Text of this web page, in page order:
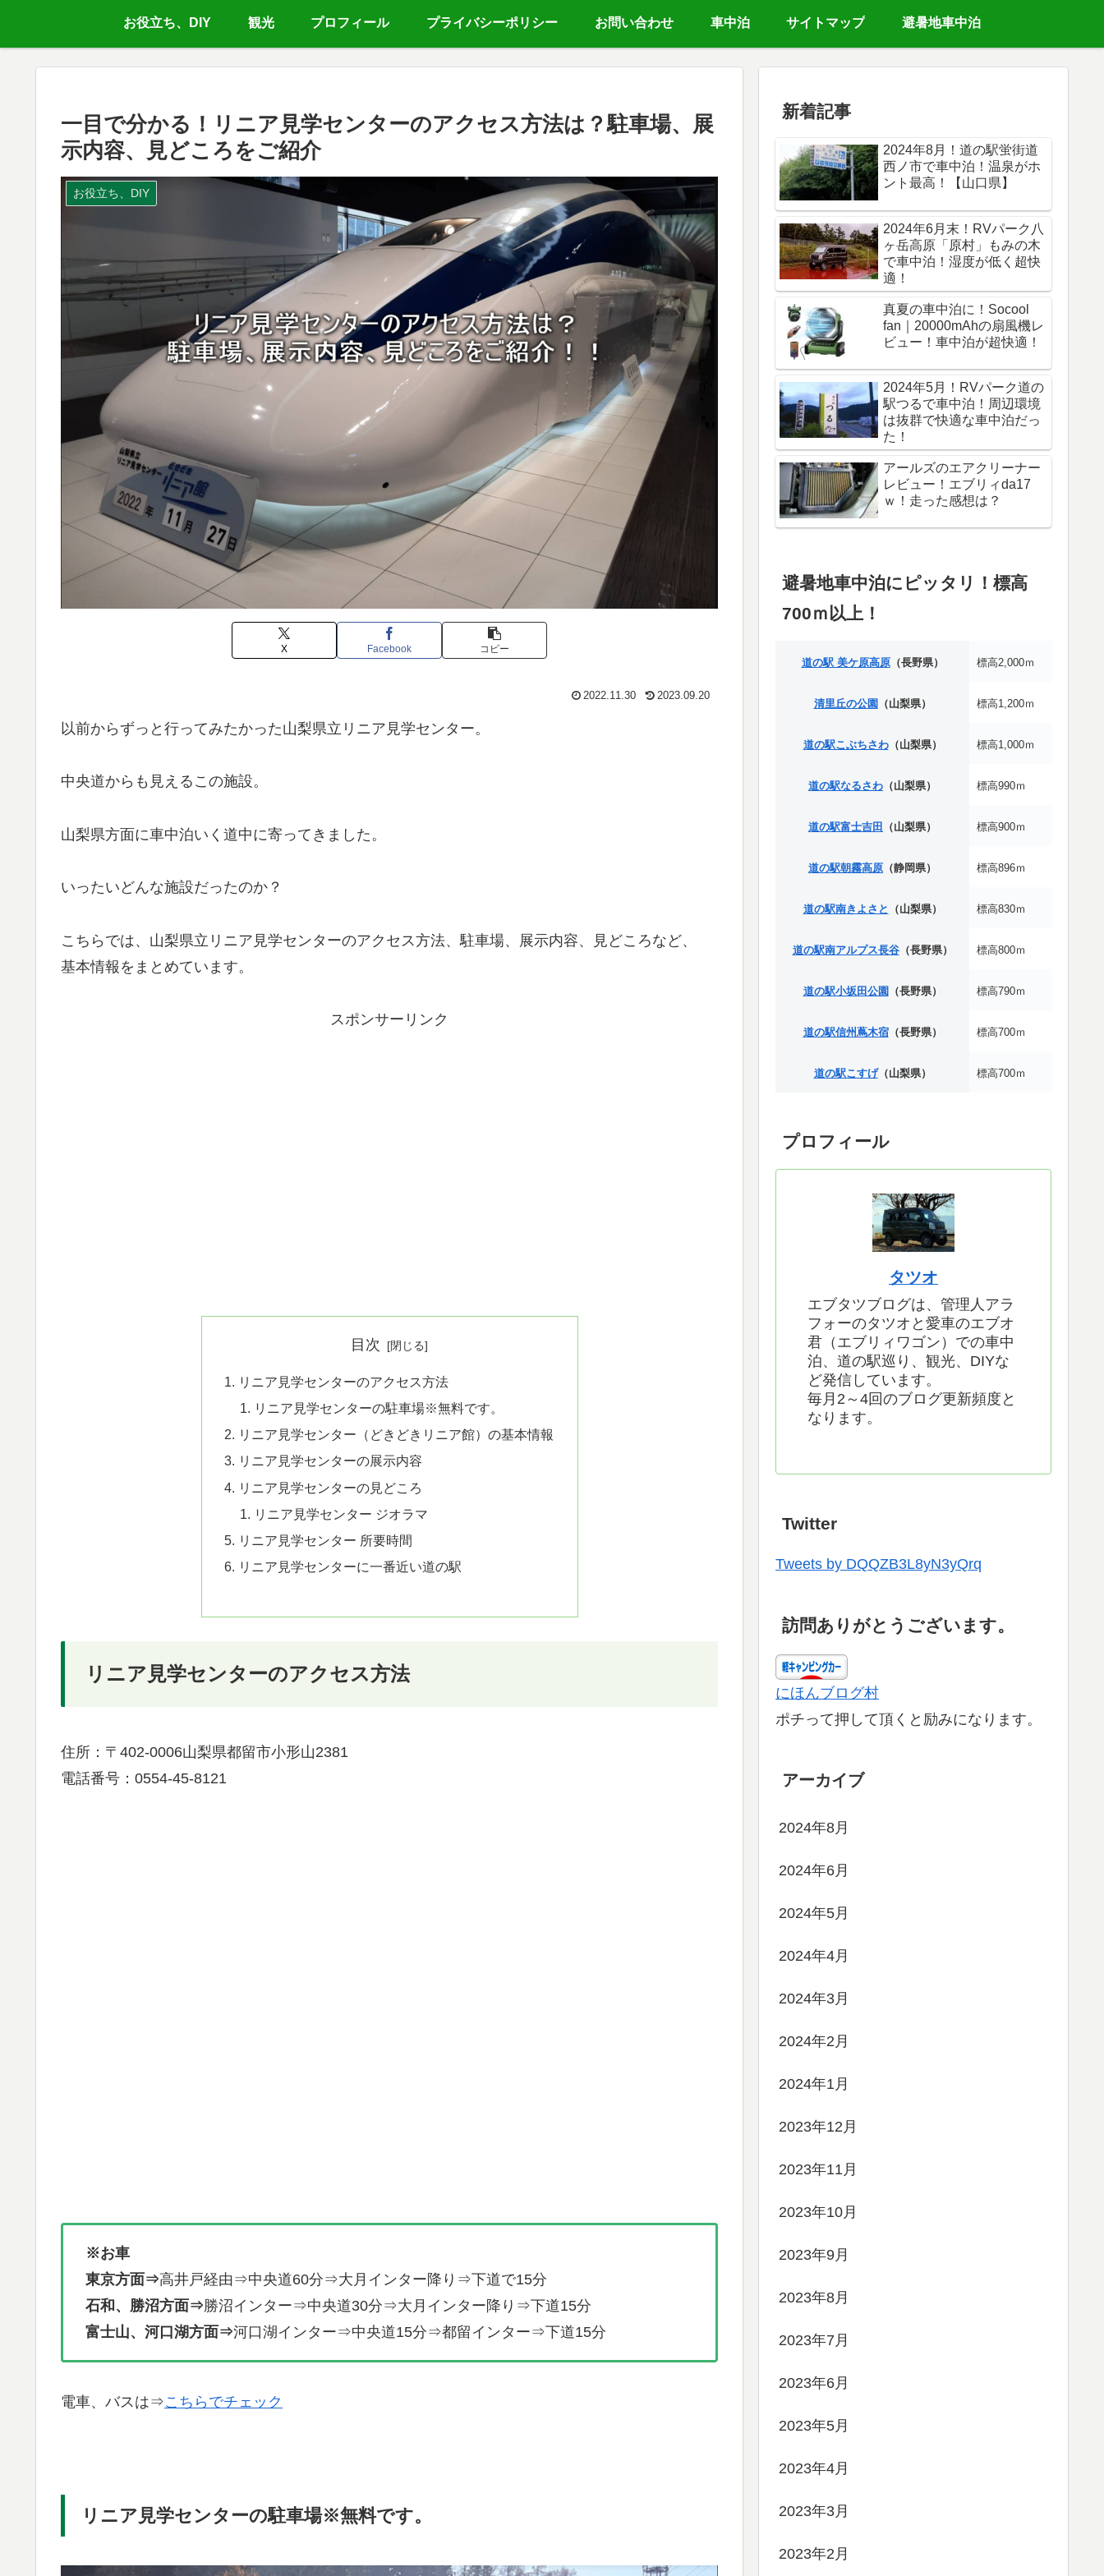
お役立ち、DIY 観光 プロフィール プライバシーポリシー お問い合わせ 車中泊 サイトマップ 避暑地車中泊
一目で分かる！リニア見学センターのアクセス方法は？駐車場、展
示内容、見どころをご紹介
お役立ち、DIY
X Facebook コピー
2022.11.30 2023.09.20
以前からずっと行ってみたかった山梨県立リニア見学センター。
中央道からも見えるこの施設。
山梨県方面に車中泊いく道中に寄ってきました。
いったいどんな施設だったのか？
こちらでは、山梨県立リニア見学センターのアクセス方法、駐車場、展示内容、見どころなど、
基本情報をまとめています。
スポンサーリンク
目次
リニア見学センターのアクセス方法
リニア見学センターの駐車場※無料です。
リニア見学センター（どきどきリニア館）の基本情報
リニア見学センターの展示内容
リニア見学センターの見どころ
リニア見学センター ジオラマ
リニア見学センター 所要時間
リニア見学センターに一番近い道の駅
リニア見学センターのアクセス方法
住所：〒402-0006山梨県都留市小形山2381
電話番号：0554-45-8121
※お車
東京方面⇒高井戸経由⇒中央道60分⇒大月インター降り⇒下道で15分
石和、勝沼方面⇒勝沼インター⇒中央道30分⇒大月インター降り⇒下道15分
富士山、河口湖方面⇒河口湖インター⇒中央道15分⇒都留インター⇒下道15分
電車、バスは⇒こちらでチェック
リニア見学センターの駐車場※無料です。
新着記事
2024年8月！道の駅蛍街道
西ノ市で車中泊！温泉がホ
ント最高！【山口県】
2024年6月末！RVパーク八
ヶ岳高原「原村」もみの木
で車中泊！湿度が低く超快
適！
真夏の車中泊に！Socool
fan｜20000mAhの扇風機レ
ビュー！車中泊が超快適！
2024年5月！RVパーク道の
駅つるで車中泊！周辺環境
は抜群で快適な車中泊だっ
た！
アールズのエアクリーナー
レビュー！エブリィda17
ｗ！走った感想は？
避暑地車中泊にピッタリ！標高
700ｍ以上！
道の駅 美ケ原高原（長野県） 標高2,000ｍ
清里丘の公園 （山梨県） 標高1,200ｍ
道の駅こぶちさわ（山梨県） 標高1,000ｍ
道の駅なるさわ （山梨県） 標高990ｍ
道の駅富士吉田 （山梨県） 標高900ｍ
道の駅朝霧高原 （静岡県） 標高896ｍ
道の駅南きよさと （山梨県） 標高830ｍ
道の駅南アルプス長谷（長野県） 標高800ｍ
道の駅小坂田公園 （長野県） 標高790ｍ
道の駅信州蔦木宿（長野県） 標高700ｍ
道の駅こすげ（山梨県） 標高700ｍ
プロフィール
タツオ
エブタツブログは、管理人アラ
フォーのタツオと愛車のエブオ
君（エブリィワゴン）での車中
泊、道の駅巡り、観光、DIYな
ど発信しています。
毎月2～4回のブログ更新頻度と
なります。
Twitter
Tweets by DQQZB3L8yN3yQrq
訪問ありがとうございます。
にほんブログ村
ポチって押して頂くと励みになります。
アーカイブ
2024年8月
2024年6月
2024年5月
2024年4月
2024年3月
2024年2月
2024年1月
2023年12月
2023年11月
2023年10月
2023年9月
2023年8月
2023年7月
2023年6月
2023年5月
2023年4月
2023年3月
2023年2月